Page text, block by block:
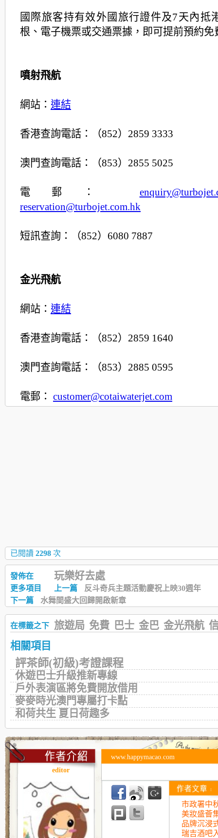
國際旅客持有效外國旅行證件及7天內抵
根、電子機票或交通票據，即可提前預約免
噴射飛航
網站： 連結
香港查詢電話：（852）2859 3333
澳門查詢電話：（853）2855 5025
電郵：
reservation@turbojet.com.hk
短訊查詢：（852）6080 7887
金光飛航
網站： 連結
香港查詢電話：（852）2859 1640
澳門查詢電話：（853）2885 0595
電郵： customer@cotaiwaterjet.com
已閱讀 2298 次
發佈在 玩樂好去處
更多項目 上一篇
反斗奇兵主題活動慶祝上映30週年
下一篇
水舞間盛大回歸開啟新章
在標籤之下 旅遊局 免費 巴士 金巴 金光飛航
相關項目
評茶師(初級)考證課程
休遊巴士升級推新專線
戶外表演區將免費開放借用
麥麥時光澳門專屬打卡點
和荷共生 夏日荷趣多
editor
www.happymacao.com
市政署中
美妝盛薈
品牌沉浸
瑞吉酒吧